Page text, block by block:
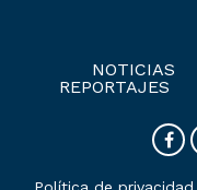
NOTICIAS
REPORTAJES